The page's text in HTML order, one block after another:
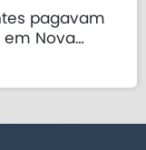
pagavam
em Nova